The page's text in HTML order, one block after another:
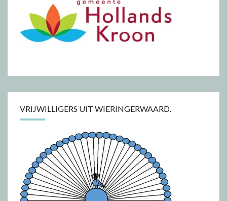
VRIJWILLIGERS UIT WIERINGERWAARD.